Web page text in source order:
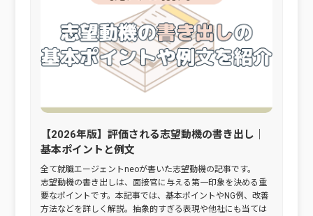
【2026年版】評価される志望動機の書き出し｜
基本ポイントと例文
全て就職エージェントneoが書いた志望動機の記事です。
志望動機の書き出しは、面接官に与える第一印象を決める重
要なポイントです。本記事では、基本ポイントやNG例、改善
方法などを詳しく解説。抽象的すぎる表現や他社にも当ては